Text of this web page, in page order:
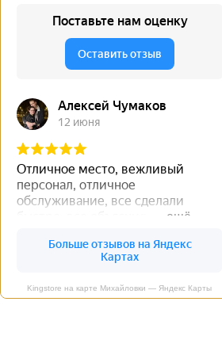
Kingstore на карте Михайловки — Яндекс Карты